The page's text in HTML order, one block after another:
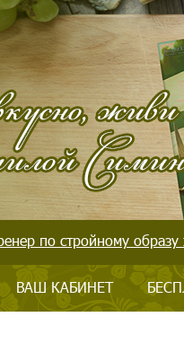
по стройному образу
ВАШ КАБИНЕТ